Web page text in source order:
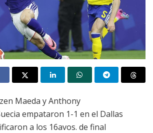
Maeda y Anthony
empataron 1-1 en el Dallas
a los 16avos. de final